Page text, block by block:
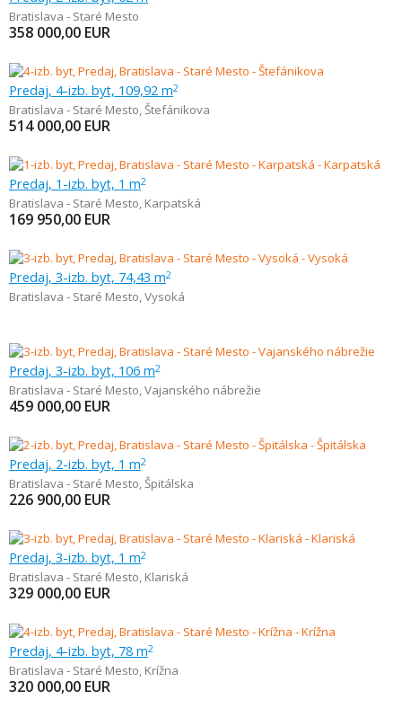
Bratislava - Staré Mesto
358 000,00 EUR
Predaj, 4-izb. byt, 109,92 m2
Bratislava - Staré Mesto,Štefánikova
514 000,00 EUR
Predaj, 1-izb. byt, 1 m2
Bratislava - Staré Mesto, Karpatská
169 950,00 EUR
Predaj, 3-izb. byt, 74,43 m2
Bratislava - Staré Mesto,Vysoká
Predaj, 3-izb. byt, 106 m2
Bratislava - Staré Mesto,Vajanského nábrežie
459 000,00 EUR
Predaj, 2-izb. byt, 1 m2
Bratislava - Staré Mesto,Špitálska
226 900,00 EUR
Predaj, 3-izb. byt, 1 m2
Bratislava - Staré Mesto, Klariská
329 000,00 EUR
Predaj, 4-izb. byt, 78 m2
Bratislava - Staré Mesto, Krížna
320 000,00 EUR